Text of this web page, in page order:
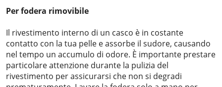
Per fodera rimovibile
Il rivestimento interno di un casco è in costante
contatto con la tua pelle e assorbe il sudore, causando
nel tempo un accumulo di odore. È importante prestare
particolare attenzione durante la pulizia del
rivestimento per assicurarsi che non si degradi